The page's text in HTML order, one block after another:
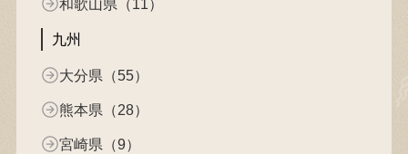
和歌山県（11）
九州
大分県（55）
熊本県（28）
宮崎県（9）